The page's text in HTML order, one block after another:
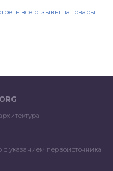
все отзывы на товары
с указанием первоисточника